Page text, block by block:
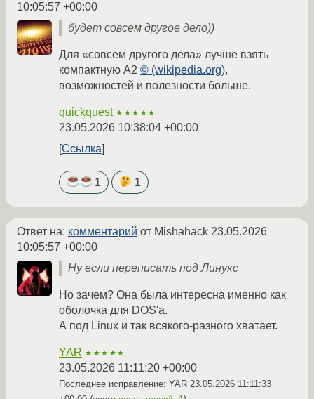
10:05:57 +00:00
будет совсем другое дело))
Для «совсем другого дела» лучше взять
компактную A2 © (wikipedia.org),
возможностей и полезности больше.
quickquest ★★★★★
23.05.2026 10:38:04 +00:00
Ссылка
1 1
Ответ на: комментарий от Mishahack 23.05.2026
10:05:57 +00:00
Ну если переписать под Линукс
Но зачем? Она была интересна именно как
оболочка для DOS'а.
А под Linux и так всякого-разного хватает.
YAR ★★★★★
23.05.2026 11:11:20 +00:00
Последнее исправление: YAR 23.05.2026 11:11:33